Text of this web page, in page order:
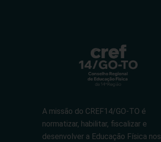
A missão do CREF14/GO-TO é
normatizar, habilitar, fiscalizar e
desenvolver a Educação Física nos